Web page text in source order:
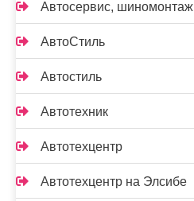
Автосервис, шиномонтаж
АвтоСтиль
Автостиль
Автотехник
Автотехцентр
Автотехцентр на Элсибе